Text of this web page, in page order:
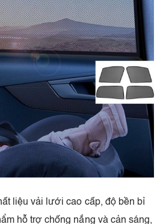
liệu vải lưới cao cấp, độ bền bỉ
hỗ trợ chống nắng và cản sáng,